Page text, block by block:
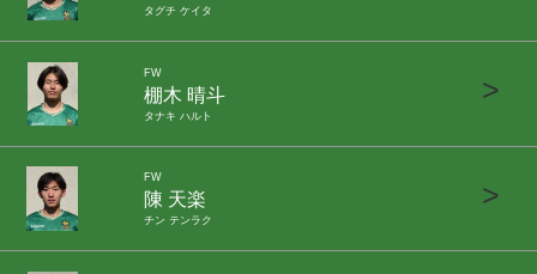
タグチ ケイタ
FW
棚木 晴斗
タナキ ハルト
>
FW
陳 天楽
チン テンラク
>